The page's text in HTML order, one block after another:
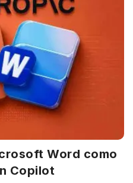
Word como
Copilot